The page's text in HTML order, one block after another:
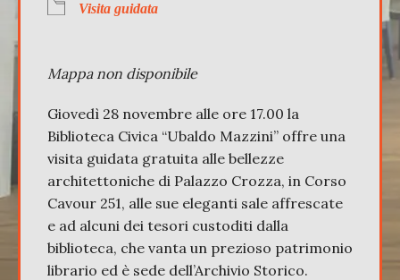
Visita guidata
Mappa non disponibile
Giovedì 28 novembre alle ore 17.00 la
Biblioteca Civica “Ubaldo Mazzini” offre una
visita guidata gratuita alle bellezze
architettoniche di Palazzo Crozza, in Corso
Cavour 251, alle sue eleganti sale affrescate
e ad alcuni dei tesori custoditi dalla
biblioteca, che vanta un prezioso patrimonio
librario ed è sede dell’Archivio Storico.